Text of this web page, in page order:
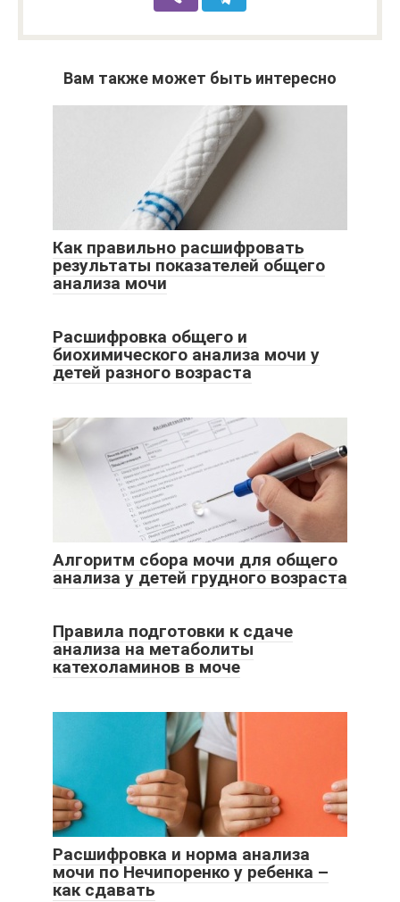
Вам также может быть интересно
Как правильно расшифровать
результаты показателей общего
анализа мочи
Расшифровка общего и
биохимического анализа мочи у
детей разного возраста
Алгоритм сбора мочи для общего
анализа у детей грудного возраста
Правила подготовки к сдаче
анализа на метаболиты
катехоламинов в моче
Расшифровка и норма анализа
мочи по Нечипоренко у ребенка –
как сдавать